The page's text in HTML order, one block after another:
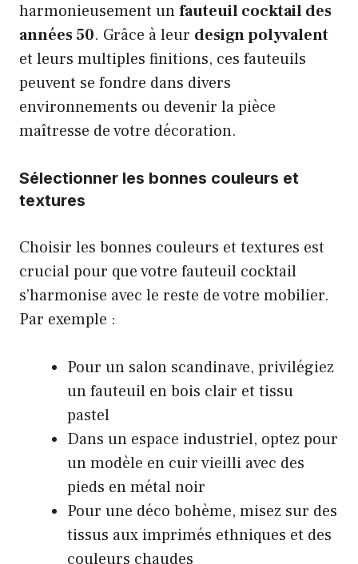
harmonieusement unfauteuil cocktail des
années 50. Grâce à leur design polyvalent
et leurs multiples finitions, ces fauteuils
peuvent se fondre dans divers
environnements ou devenir la pièce
maîtresse de votre décoration.
Sélectionner les bonnes couleurs et
textures
Choisir les bonnes couleurs et textures est
crucial pour que votre fauteuil cocktail
s’harmonise avec le reste de votre mobilier.
Par exemple :
Pour un salon scandinave, privilégiez
un fauteuil en bois clair et tissu
pastel
Dans un espace industriel, optez pour
un modèle en cuir vieilli avec des
pieds en métal noir
Pour une déco bohème, misez sur des
tissus aux imprimés ethniques et des
couleurs chaudes